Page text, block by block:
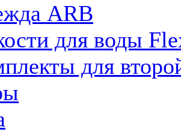
ARB
для воды
для